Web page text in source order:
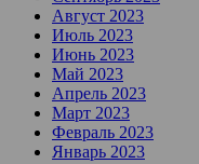
Август 2023
Июль 2023
Июнь 2023
Май 2023
Апрель 2023
Март 2023
Февраль 2023
Январь 2023